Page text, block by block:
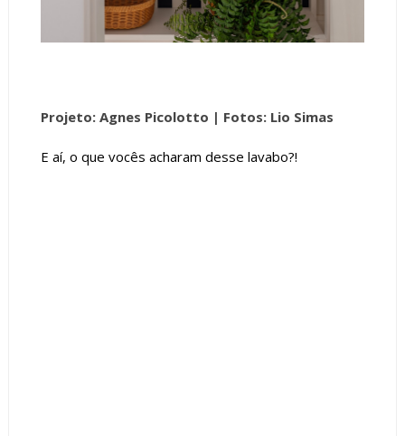
Projeto: Agnes Picolotto | Fotos: Lio Simas
E aí, o que vocês acharam desse lavabo?!